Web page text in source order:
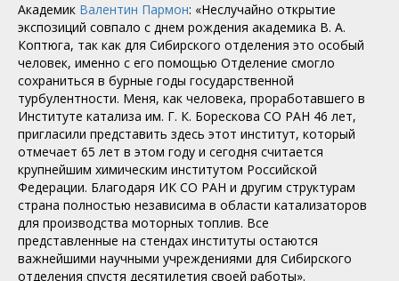
Академик Валентин Пармон: «Неслучайно открытие
экспозиций совпало с днем рождения академика В. А.
Коптюга, так как для Сибирского отделения это особый
человек, именно с его помощью Отделение смогло
сохраниться в бурные годы государственной
турбулентности. Меня, как человека, проработавшего в
Институте катализа им. Г. К. Борескова СО РАН 46 лет,
пригласили представить здесь этот институт, который
отмечает 65 лет в этом году и сегодня считается
крупнейшим химическим институтом Российской
Федерации. Благодаря ИК СО РАН и другим структурам
страна полностью независима в области катализаторов
для производства моторных топлив. Все
представленные на стендах институты остаются
важнейшими научными учреждениями для Сибирского
отделения спустя десятилетия своей работы».